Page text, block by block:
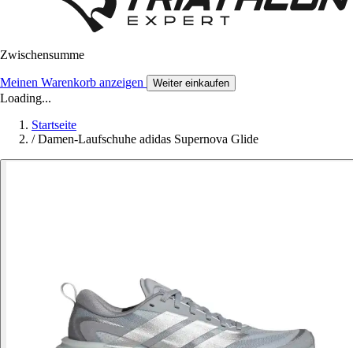
Zwischensumme
Meinen Warenkorb anzeigen Weiter einkaufen
Loading...
Startseite
/ Damen-Laufschuhe adidas Supernova Glide